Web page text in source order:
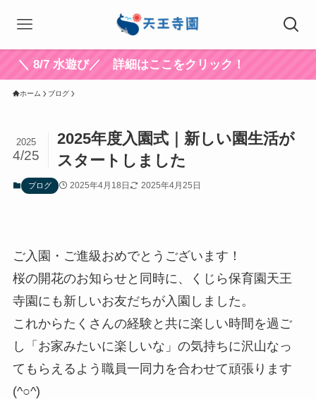
水遊び／ 詳細はここをクリック！
ホーム ブログ
2025年度入園式｜新しい園生活が
スタートしました
2025
4/25
ブログ 2025年4月18日 2025年4月25日
ご入園・ご進級おめでとうございます！
桜の開花のお知らせと同時に、くじら保育園天王
寺園にも新しいお友だちが入園しました。
これからたくさんの経験と共に楽しい時間を過ご
し「お家みたいに楽しいな」の気持ちに沢山なっ
てもらえるよう職員一同力を合わせて頑張ります
(^○^)